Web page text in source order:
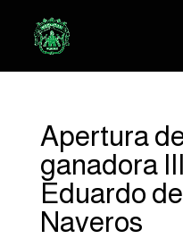
Apertura
ganadora
Eduardo
Naveros